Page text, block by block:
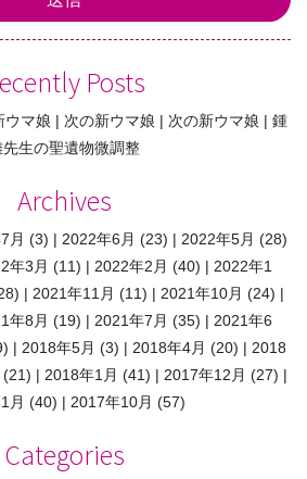
Posts
ウマ娘 次の新ウマ娘 次の新ウマ娘
鍾
先生の聖遺物微調整
Archives
月 (3) 2022年6月 (23) 2022年5月 (28)
年3月 (11) 2022年2月 (40)
2022年1
2021年11月 (11) 2021年10月 (24)
年8月 (19) 2021年7月 (35)
2021年6
2018年5月 (3) 2018年4月 (20)
2018
(21) 2018年1月 (41) 2017年12月 (27)
月 (40) 2017年10月 (57)
Categories